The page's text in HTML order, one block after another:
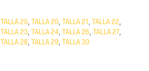
TALLA 25 TALLA 20 TALLA 21 TALLA 22
TALLA 23 TALLA 24 TALLA 26 TALLA 27
TALLA 28 TALLA 29 TALLA 30